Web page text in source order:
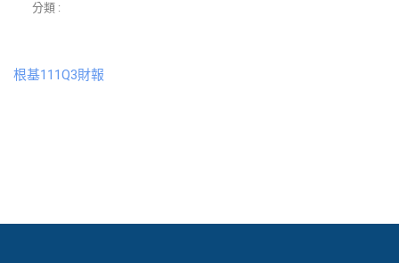
分類 :
根基111Q3財報